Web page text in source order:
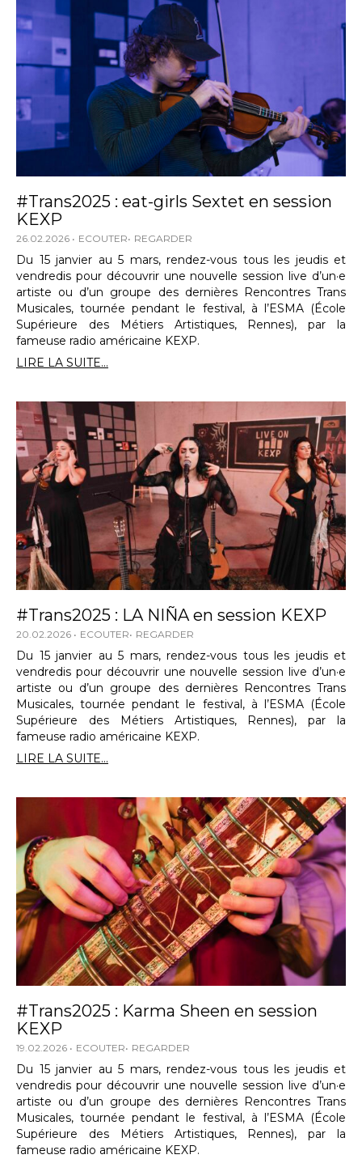
#Trans2025 : eat-girls Sextet en session
KEXP
26.02.2026 ECOUTER REGARDER
Du 15 janvier au 5 mars, rendez-vous tous les jeudis et
vendredis pour découvrir une nouvelle session live d’un·e
artiste ou d’un groupe des dernières Rencontres Trans
Musicales, tournée pendant le festival, à l’ESMA (École
Supérieure des Métiers Artistiques, Rennes), par la
fameuse radio américaine KEXP.
LIRE LA SUITE...
#Trans2025 : LA NIÑA en session KEXP
20.02.2026 ECOUTER REGARDER
Du 15 janvier au 5 mars, rendez-vous tous les jeudis et
vendredis pour découvrir une nouvelle session live d’un·e
artiste ou d’un groupe des dernières Rencontres Trans
Musicales, tournée pendant le festival, à l’ESMA (École
Supérieure des Métiers Artistiques, Rennes), par la
fameuse radio américaine KEXP.
LIRE LA SUITE...
#Trans2025 : Karma Sheen en session
KEXP
19.02.2026 ECOUTER REGARDER
Du 15 janvier au 5 mars, rendez-vous tous les jeudis et
vendredis pour découvrir une nouvelle session live d’un·e
artiste ou d’un groupe des dernières Rencontres Trans
Musicales, tournée pendant le festival, à l’ESMA (École
Supérieure des Métiers Artistiques, Rennes), par la
fameuse radio américaine KEXP.